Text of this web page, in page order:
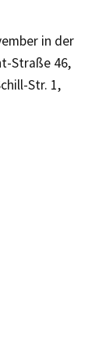
in der
Straße 46,
Str. 1,